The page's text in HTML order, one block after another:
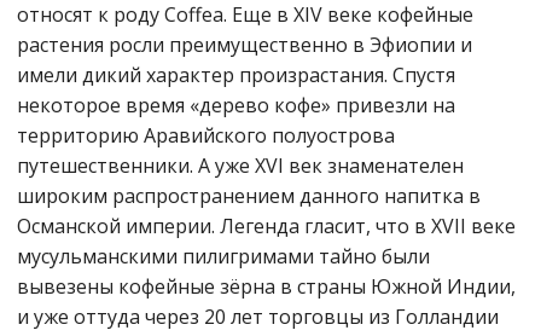
относят к роду Coffea. Еще в XIV веке кофейные
растения росли преимущественно в Эфиопии и
имели дикий характер произрастания. Спустя
некоторое время «дерево кофе» привезли на
территорию Аравийского полуострова
путешественники. А уже XVI век знаменателен
широким распространением данного напитка в
Османской империи. Легенда гласит, что в XVII веке
мусульманскими пилигримами тайно были
вывезены кофейные зёрна в страны Южной Индии,
и уже оттуда через 20 лет торговцы из Голландии